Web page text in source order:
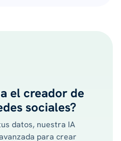
el creador de
sociales?
datos, nuestra IA
para crear